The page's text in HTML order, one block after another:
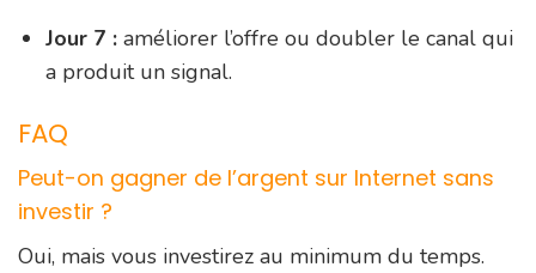
Jour 7 : améliorer l’offre ou doubler le canal qui
a produit un signal.
FAQ
Peut-on gagner de l’argent sur Internet sans
investir ?
Oui, mais vous investirez au minimum du temps.